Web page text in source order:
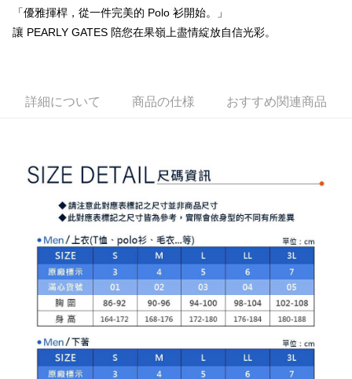
【支払い方法の説明】
1. 分割払いの金額は電信請求書に統合されず、「OP Pay Later」は毎月の
後、契約に基づいて当社の請求書で帳款を支払うことになります。
2. 「OP Pay Later」を利用する契約関係の目的から、店舗はあなたの個人
および利用するために、当社があなた本人と分割請求書に必要な情報の確
3. 完全なユーザーサービス規約については、以下のリンクを参照してくだ
https://oppay.tw/userRule
グでお支払いください。
代金納付期限は最短で 14 日以内ですので、ご注意ください。AFTEE アプ
とに計算されます。AFTEEで注文すると、商品を受け取るまで支払い期限
二、支払い限度額
き、限度額が設定されます。
2.決済金額は最低NT$20です。
3.現在、台湾の会員のみご利用いただけます。
三、利用規約「AFTEE代金後払い」（以下当サービスという）はネットプ
ロテクションズ（以下 AFTEE という）が提供し、AFTEEが代金を徴収し
ます。当サービスご利用の際に提供しなければならない個人情報（注文者
の氏名、電話番号、受取人の氏名、電話番号、受取人住所を含むがこれに
限らない）は、AFTEEに渡され当サービスで必要な範囲内で利用されま
ームページの『個人情報の収集、処理及び利用に関する声明』をご参照く
ださい（https://aftee.tw/privacypolicy/
送料無料
萊爾富取貨付款
送料無料
送料無料
離島宅配
送料無料
「優雅揮桿，從一件完美的 Polo 衫開始。」
讓 PEARLY GATES 陪您在果嶺上盡情綻放自信光彩。
詳細について 商品の仕様 おすすめ関連商品